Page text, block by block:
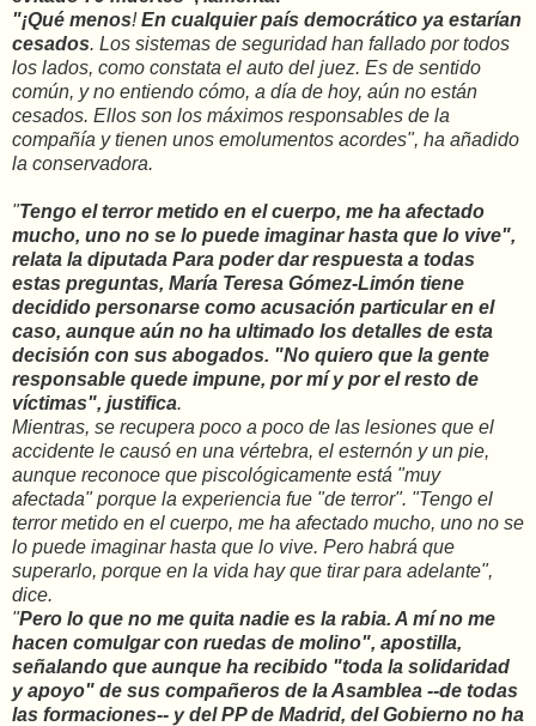
"¡Qué menos!En cualquier país democrático ya estarían
cesados. Los sistemas de seguridad han fallado por todos
los lados, como constata el auto del juez. Es de sentido
común, y no entiendo cómo, a día de hoy, aún no están
cesados. Ellos son los máximos responsables de la
compañía y tienen unos emolumentos acordes", ha añadido
la conservadora.
"Tengo el terror metido en el cuerpo, me ha afectado
mucho, uno no se lo puede imaginar hasta que lo vive",
relata la diputada Para poder dar respuesta a todas
estas preguntas, María Teresa Gómez-Limón tiene
decidido personarse como acusación particular en el
caso, aunque aún no ha ultimado los detalles de esta
decisión con sus abogados. "No quiero que la gente
responsable quede impune, por mí y por el resto de
víctimas", justifica.
Mientras, se recupera poco a poco de las lesiones que el
accidente le causó en una vértebra, el esternón y un pie,
aunque reconoce que piscológicamente está "muy
afectada" porque la experiencia fue "de terror". "Tengo el
terror metido en el cuerpo, me ha afectado mucho, uno no se
lo puede imaginar hasta que lo vive. Pero habrá que
superarlo, porque en la vida hay que tirar para adelante",
dice.
"Pero lo que no me quita nadie es la rabia. A mí no me
hacen comulgar con ruedas de molino", apostilla,
señalando que aunque ha recibido "toda la solidaridad
y apoyo" de sus compañeros de la Asamblea --de todas
las formaciones-- y del PP de Madrid, del Gobierno no ha